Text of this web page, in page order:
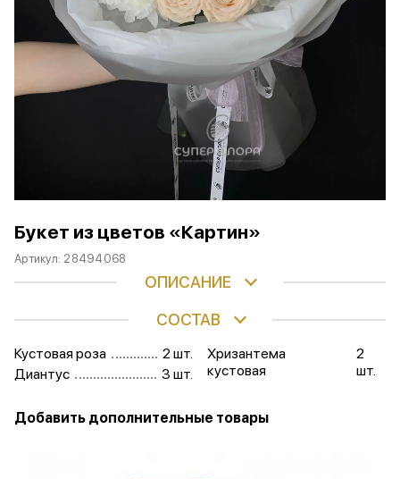
Букет из цветов «Картин»
Артикул: 28494068
ОПИСАНИЕ
СОСТАВ
Кустовая роза
2 шт.
Диантус
3 шт.
Хризантема
кустовая
2
шт.
Добавить дополнительные товары